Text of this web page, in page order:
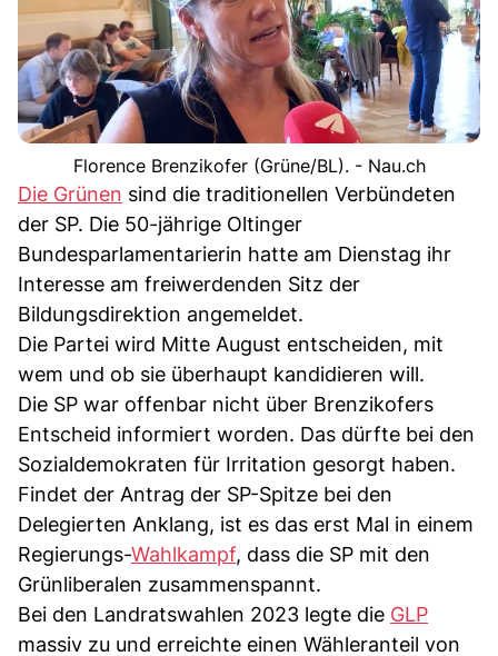
Florence Brenzikofer (Grüne/BL). - Nau.ch
Die Grünen sind die traditionellen Verbündeten
der SP. Die 50-jährige Oltinger
Bundesparlamentarierin hatte am Dienstag ihr
Interesse am freiwerdenden Sitz der
Bildungsdirektion angemeldet.
Die Partei wird Mitte August entscheiden, mit
wem und ob sie überhaupt kandidieren will.
Die SP war offenbar nicht über Brenzikofers
Entscheid informiert worden. Das dürfte bei den
Sozialdemokraten für Irritation gesorgt haben.
Findet der Antrag der SP-Spitze bei den
Delegierten Anklang, ist es das erst Mal in einem
Regierungs-Wahlkampf, dass die SP mit den
Grünliberalen zusammenspannt.
Bei den Landratswahlen 2023 legte die GLP
massiv zu und erreichte einen Wähleranteil von